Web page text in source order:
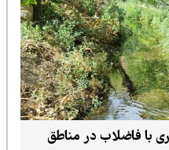
فاضلاب در مناطق